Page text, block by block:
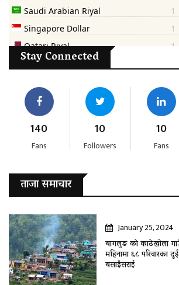
Stay Connected
140
Fans
10
Followers
10
Fans
ताजा समाचार
January 25, 2024
बागलुङ काे काठेखोला
महिनामा ६८ परिवारका
बसाइँसराई